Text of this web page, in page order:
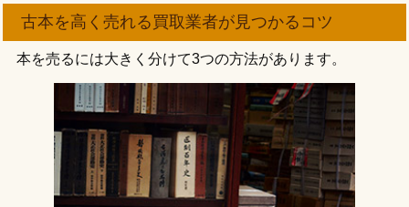
古本を高く売れる買取業者が見つかるコツ
本を売るには大きく分けて3つの方法があります。